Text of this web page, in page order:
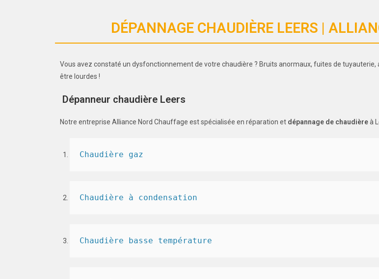
DÉPANNAGE CHAUDIÈRE LEERS |
Vous avez constaté un dysfonctionnement de votre chaudière ? Bruits anormaux, fuites de
être lourdes !
Dépanneur chaudière Leers
Notre entreprise Alliance Nord Chauffage est spécialisée en réparation et dépannage de chaudièreà
Chaudière gaz
Chaudière à condensation
Chaudière basse température